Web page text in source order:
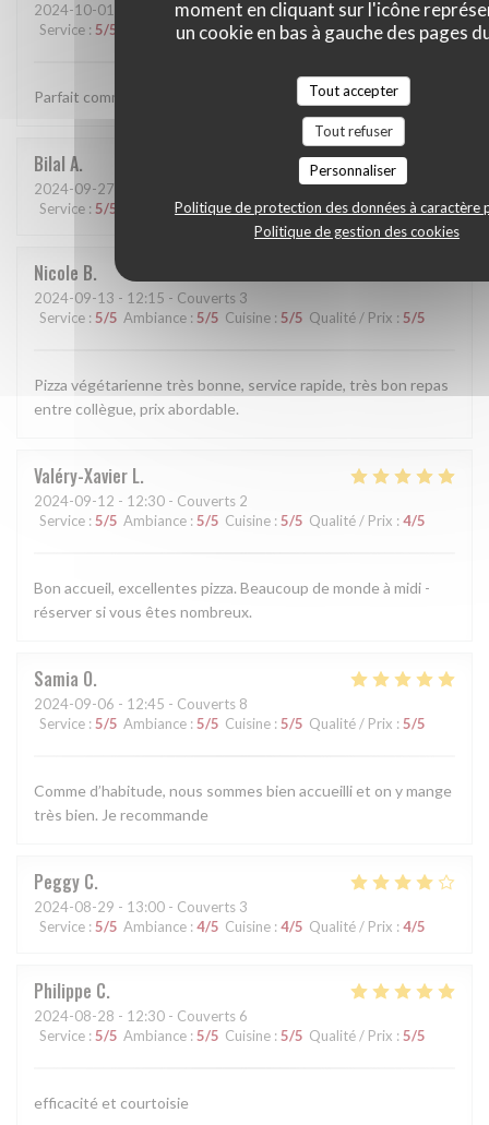
moment en cliquant sur l'icône
un cookie en bas à gauche des pages
Tout accepter
Tout refuser
Personnaliser
Politique de protection des données à caractère
Politique de gestion des cookies
2024-10-01 - 12:15 - Couverts 6
Service : 5/5 Ambiance: 5/5 Cuisine: 4/5 Qualité / Prix:5/5
Parfait comme d’habitude tant culinairement que par l’accueil
Bilal A
2024-09-27
Service : 5/5 Ambiance:4/5 Cuisine: 5/5 Qualité / Prix:5/5
Nicole B
2024-09-13 - 12:15 - Couverts 3
Service : 5/5 Ambiance : 5/5 Cuisine : 5/5 Qualité / Prix : 5/5
Pizza végétarienne très bonne, service rapide, très bon repas
entre collègue, prix abordable.
Valéry-Xavier L
2024-09-12 - 12:30 - Couverts 2
Service : 5/5 Ambiance :5/5 Cuisine : 5/5 Qualité / Prix : 4/5
Bon accueil, excellentes pizza. Beaucoup de monde à midi -
réserver si vous êtes nombreux.
Samia O
2024-09-06 - 12:45 - Couverts 8
Service : 5/5 Ambiance : 5/5 Cuisine : 5/5 Qualité / Prix : 5/5
Comme d’habitude, nous sommes bien accueilli et on y mange
très bien. Je recommande
Peggy C
2024-08-29 - 13:00 - Couverts 3
Service : 5/5 Ambiance : 4/5 Cuisine : 4/5 Qualité / Prix : 4/5
Philippe C
2024-08-28 - 12:30 - Couverts 6
Service : 5/5 Ambiance : 5/5 Cuisine : 5/5 Qualité / Prix : 5/5
efficacité et courtoisie